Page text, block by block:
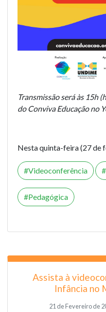
Transmissão será às 15h
do Conviva Educação no
Nesta quinta-feira (27 de
Videoconferência
Pedagógica
Assista à
Infância no
21 de Fevereiro de